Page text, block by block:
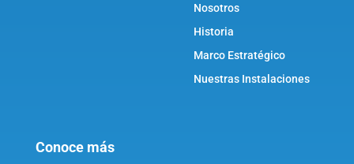
Nosotros
Historia
Marco Estratégico
Nuestras Instalaciones
Conoce más